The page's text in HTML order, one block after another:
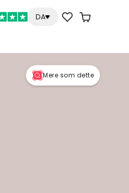
DA
Mere som dette